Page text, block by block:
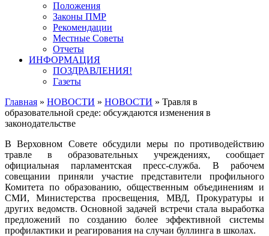
Положения
Законы ПМР
Рекомендации
Местные Советы
Отчеты
ИНФОРМАЦИЯ
ПОЗДРАВЛЕНИЯ!
Газеты
Главная » НОВОСТИ » НОВОСТИ » Травля в
образовательной среде: обсуждаются изменения в
законодательстве
В Верховном Совете обсудили меры по противодействию
травле в образовательных учреждениях, сообщает
официальная парламентская пресс-служба. В рабочем
совещании приняли участие представители профильного
Комитета по образованию, общественным объединениям и
СМИ, Министерства просвещения, МВД, Прокуратуры и
других ведомств. Основной задачей встречи стала выработка
предложений по созданию более эффективной системы
профилактики и реагирования на случаи буллинга в школах.